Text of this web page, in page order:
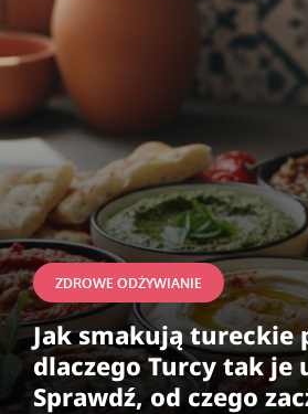
ZDROWE ODŻYWIANIE
Jak smakują tureckie
dlaczego Turcy tak je
Sprawdź, od czego